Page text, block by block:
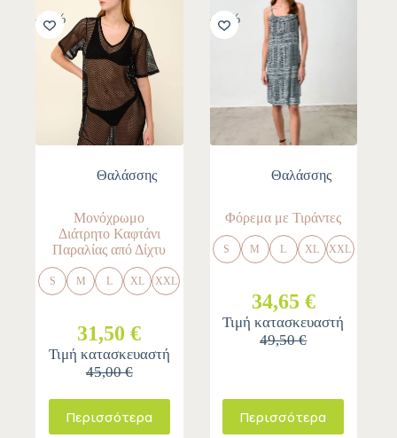
-30%
Θαλάσσης
Μονόχρωμο
Διάτρητο Καφτάνι
Παραλίας από Δίχτυ
S M L XL XXL
31,50 €
Τιμή κατασκευαστή
45,00 €
Περισσότερα
-30%
Θαλάσσης
Φόρεμα με Τιράντες
S M L XL XXL
34,65 €
Τιμή κατασκευαστή
49,50 €
Περισσότερα